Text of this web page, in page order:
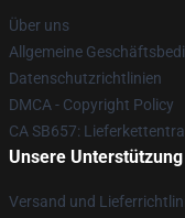
Über uns
Allgemeine
Datenschutzrichtlinien
DMCA - Copyright Policy
CA SB657:
Unsere Unterstützung
Versand und